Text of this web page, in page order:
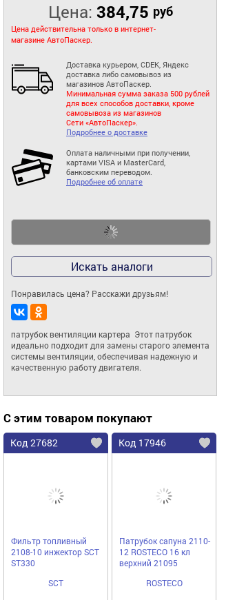
Цена: 384,75 руб
Цена действительна только в интернет-
магазине АвтоПаскер.
Доставка курьером, CDEK, Яндекс
доставка либо самовывоз из
магазинов АвтоПаскер.
Минимальная сумма заказа 500 рублей
для всех способов доставки, кроме
самовывоза из магазинов
Сети «АвтоПаскер».
Подробнее о доставке
Оплата наличными при получении,
картами VISA и MasterCard,
банковским переводом.
Подробнее об оплате
Искать аналоги
Понравилась цена? Расскажи друзьям!
патрубок вентиляции картера  Этот патрубок
идеально подходит для замены старого элемента
системы вентиляции, обеспечивая надежную и
качественную работу двигателя.
С этим товаром покупают
Код 27682
Фильтр топливный
2108-10 инжектор SCT
ST330
SCT
Код 17946
Патрубок сапуна 2110-
12 ROSTECO 16 кл
верхний 21095
ROSTECO